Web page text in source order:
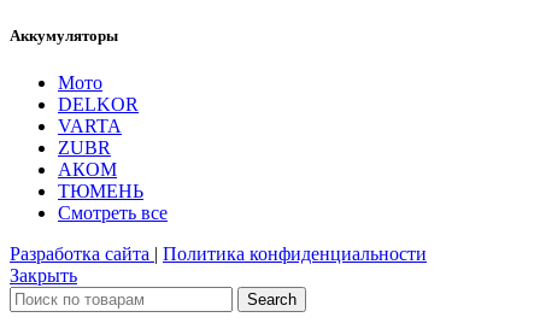
Аккумуляторы
Мото
DELKOR
VARTA
ZUBR
АКОМ
ТЮМЕНЬ
Смотреть все
Разработка сайта | Политика конфиденциальности
Закрыть
Search